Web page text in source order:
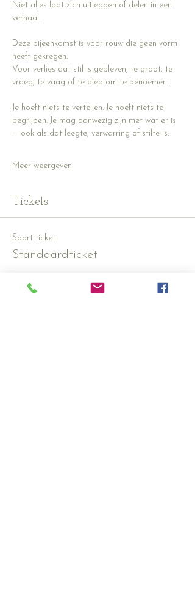
Niet alles laat zich uitleggen of delen in een
verhaal.
Deze bijeenkomst is voor rouw die geen vorm
heeft gekregen.
Voor verlies dat stil is gebleven, te groot, te
vroeg, te vaag of te diep om te benoemen.
Je hoeft niets te vertellen. Je hoeft niets te
begrijpen. Je mag aanwezig zijn met wat er is
— ook als dat leegte, verwarring of stilte is.
Meer weergeven
Tickets
Soort ticket
Standaardticket
€ 12,50